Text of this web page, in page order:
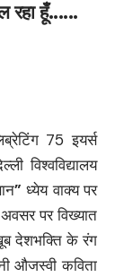
रहा हूँ......
75 इयर्स
विश्वविद्यालय
” ध्येय वाक्य पर
पर विख्यात
देशभक्ति के रंग
औजस्वी कविता